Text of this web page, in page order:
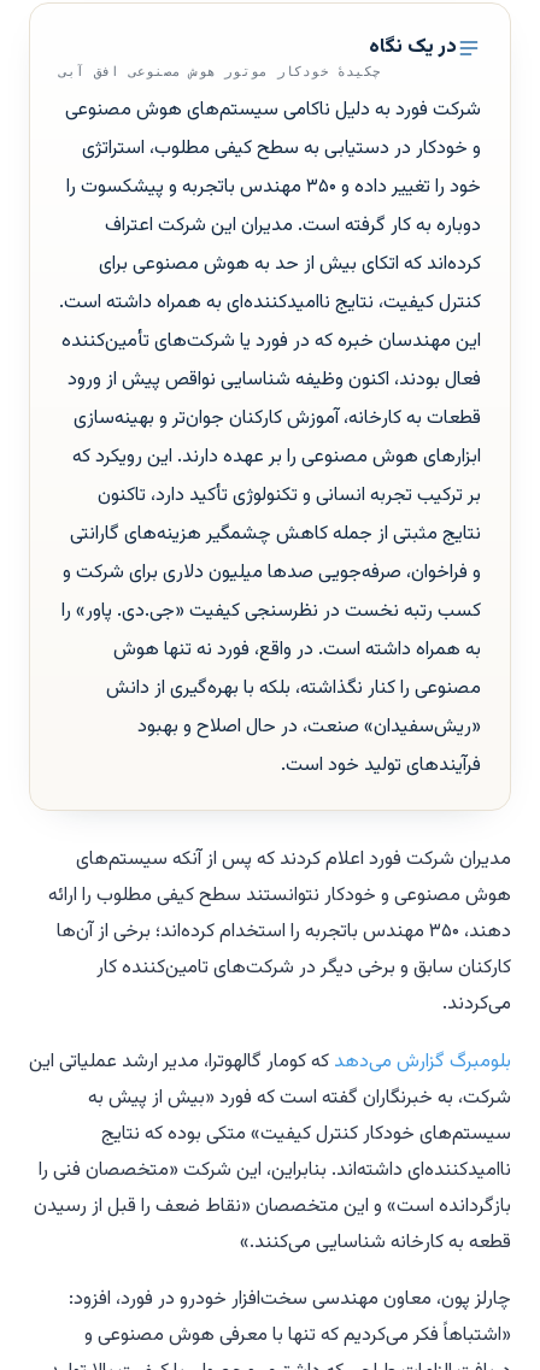
در یک نگاه
چکیدهٔ خودکار موتور هوش مصنوعی افق آبی
شرکت فورد به دلیل ناکامی سیستم‌های هوش مصنوعی
و خودکار در دستیابی به سطح کیفی مطلوب، استراتژی
خود را تغییر داده و ۳۵۰ مهندس با‌تجربه و پیشکسوت را
دوباره به کار گرفته است. مدیران این شرکت اعتراف
کرده‌اند که اتکای بیش از حد به هوش مصنوعی برای
کنترل کیفیت، نتایج ناامیدکننده‌ای به همراه داشته است.
این مهندسان خبره که در فورد یا شرکت‌های تأمین‌کننده
فعال بودند، اکنون وظیفه شناسایی نواقص پیش از ورود
قطعات به کارخانه، آموزش کارکنان جوان‌تر و بهینه‌سازی
ابزارهای هوش مصنوعی را بر عهده دارند. این رویکرد که
بر ترکیب تجربه انسانی و تکنولوژی تأکید دارد، تاکنون
نتایج مثبتی از جمله کاهش چشمگیر هزینه‌های گارانتی
و فراخوان، صرفه‌جویی صدها میلیون دلاری برای شرکت و
کسب رتبه نخست در نظرسنجی کیفیت «جی.دی. پاور» را
به همراه داشته است. در واقع، فورد نه تنها هوش
مصنوعی را کنار نگذاشته، بلکه با بهره‌گیری از دانش
«ریش‌سفیدان» صنعت، در حال اصلاح و بهبود
فرآیندهای تولید خود است.
مدیران شرکت فورد اعلام کردند که پس از آنکه سیستم‌های
هوش مصنوعی و خودکار نتوانستند سطح کیفی مطلوب را ارائه
دهند، ۳۵۰ مهندس باتجربه را استخدام کرده‌اند؛ برخی از آن‌ها
کارکنان سابق و برخی دیگر در شرکت‌های تامین‌کننده کار
می‌کردند.
بلومبرگ گزارش می‌دهد که کومار گالهوترا، مدیر ارشد عملیاتی این
شرکت، به خبرنگاران گفته است که فورد «بیش از پیش به
سیستم‌های خودکار کنترل کیفیت» متکی بوده که نتایج
ناامیدکننده‌ای داشته‌اند. بنابراین، این شرکت «متخصصان فنی را
بازگردانده است» و این متخصصان «نقاط ضعف را قبل از رسیدن
قطعه به کارخانه شناسایی می‌کنند.»
چارلز پون، معاون مهندسی سخت‌افزار خودرو در فورد، افزود:
«اشتباهاً فکر می‌کردیم که تنها با معرفی هوش مصنوعی و